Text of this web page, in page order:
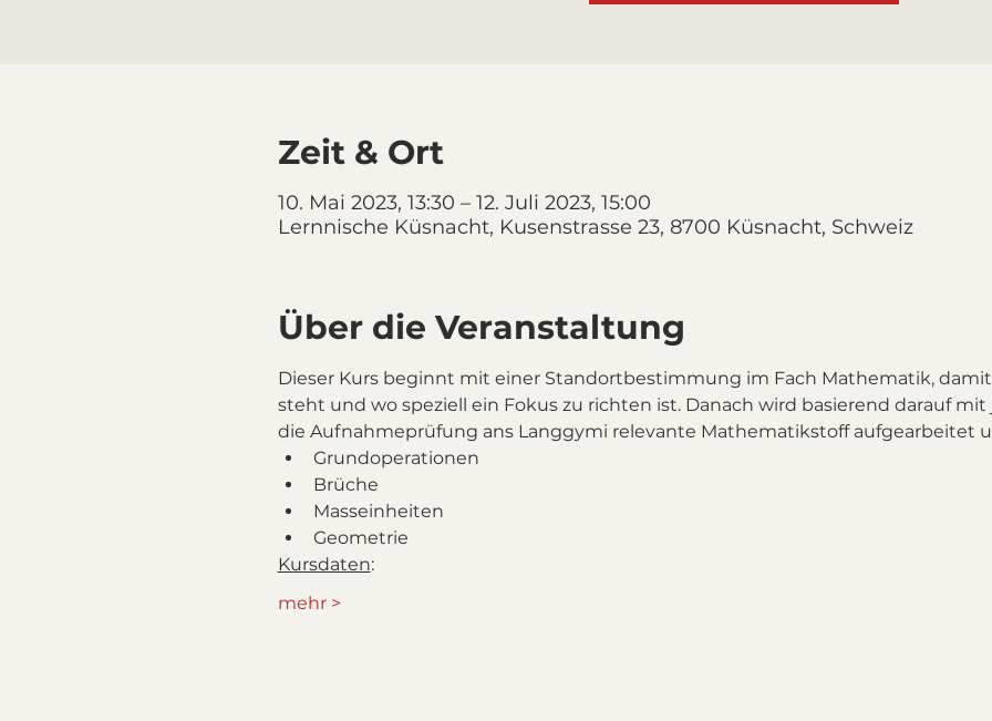
Zeit & Ort
10. Mai 2023, 13:30 – 12. Juli 2023, 15:00
Lernnische Küsnacht, Kusenstrasse 23, 8700 Küsnacht, Schweiz
Über die Veranstaltung
Dieser Kurs beginnt mit einer Standortbestimmung im Fach Mathematik,
steht und wo speziell ein Fokus zu richten ist. Danach wird basierend darauf
die Aufnahmeprüfung ans Langgymi relevante Mathematikstoff aufgearbeitet
Grundoperationen
Brüche
Masseinheiten
Geometrie
Kursdaten:
mehr >